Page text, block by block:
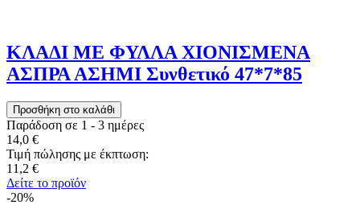
ΚΛΑΔΙ ΜΕ ΦΥΛΛΑ ΧΙΟΝΙΣΜΕΝΑ
ΑΣΠΡΑ ΑΣΗΜΙ Συνθετικό 47*7*85
Παράδοση σε 1 - 3 ημέρες
14,0 €
Τιμή πώλησης με έκπτωση:
11,2 €
Δείτε το προϊόν
-20%